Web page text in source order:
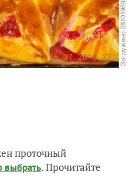
проточный
выбрать. Прочитайте